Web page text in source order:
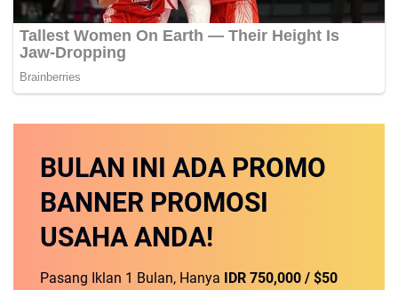
BULAN INI ADA PROMO
BANNER PROMOSI
USAHA ANDA!
Pasang Iklan 1 Bulan, Hanya
IDR 750,000 / $50